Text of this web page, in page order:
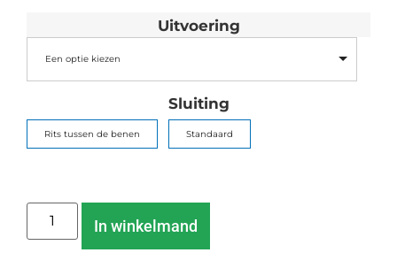
Uitvoering
Een optie kiezen
Sluiting
Rits tussen de benen Standaard
In winkelmand